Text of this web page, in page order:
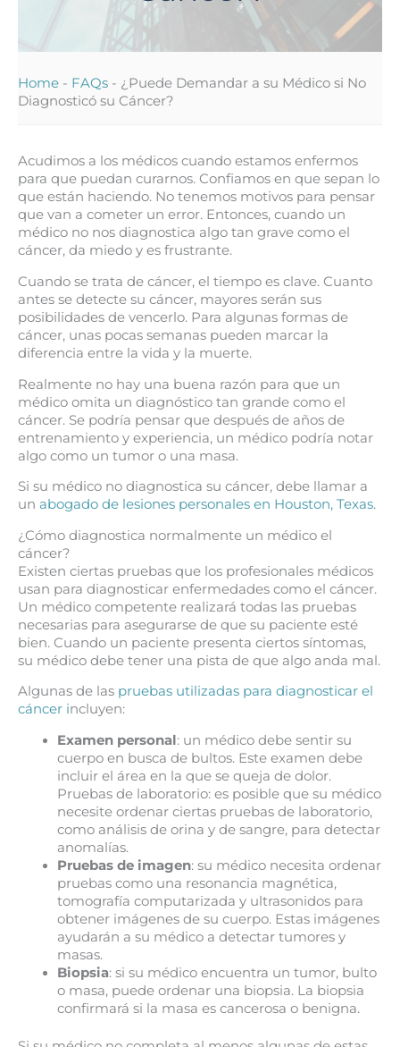
Home - FAQs - ¿Puede Demandar a su Médico si No
Diagnosticó su Cáncer?
Acudimos a los médicos cuando estamos enfermos
para que puedan curarnos. Confiamos en que sepan lo
que están haciendo. No tenemos motivos para pensar
que van a cometer un error. Entonces, cuando un
médico no nos diagnostica algo tan grave como el
cáncer, da miedo y es frustrante.
Cuando se trata de cáncer, el tiempo es clave. Cuanto
antes se detecte su cáncer, mayores serán sus
posibilidades de vencerlo. Para algunas formas de
cáncer, unas pocas semanas pueden marcar la
diferencia entre la vida y la muerte.
Realmente no hay una buena razón para que un
médico omita un diagnóstico tan grande como el
cáncer. Se podría pensar que después de años de
entrenamiento y experiencia, un médico podría notar
algo como un tumor o una masa.
Si su médico no diagnostica su cáncer, debe llamar a
un abogado de lesiones personales en Houston, Texas.
¿Cómo diagnostica normalmente un médico el
cáncer?
Existen ciertas pruebas que los profesionales médicos
usan para diagnosticar enfermedades como el cáncer.
Un médico competente realizará todas las pruebas
necesarias para asegurarse de que su paciente esté
bien. Cuando un paciente presenta ciertos síntomas,
su médico debe tener una pista de que algo anda mal.
Algunas de las pruebas utilizadas para diagnosticar el
cáncer incluyen:
Examen personal: un médico debe sentir su
cuerpo en busca de bultos. Este examen debe
incluir el área en la que se queja de dolor.
Pruebas de laboratorio: es posible que su médico
necesite ordenar ciertas pruebas de laboratorio,
como análisis de orina y de sangre, para detectar
anomalías.
Pruebas de imagen: su médico necesita ordenar
pruebas como una resonancia magnética,
tomografía computarizada y ultrasonidos para
obtener imágenes de su cuerpo. Estas imágenes
ayudarán a su médico a detectar tumores y
masas.
Biopsia: si su médico encuentra un tumor, bulto
o masa, puede ordenar una biopsia. La biopsia
confirmará si la masa es cancerosa o benigna.